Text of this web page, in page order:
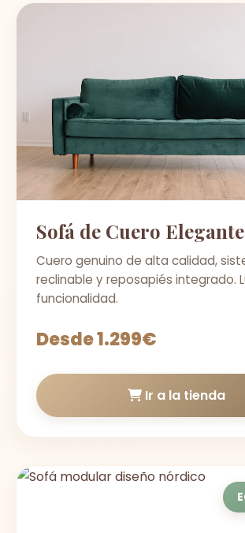
Sofá de Cuero Elegante
Cuero genuino de alta calidad,
reclinable y reposapiés integrado.
funcionalidad.
Desde 1.299€
Ir a la tienda